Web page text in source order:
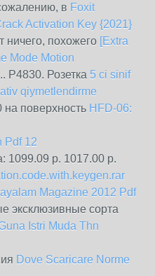
в Foxit
Activation Key {2021}
ничего, похожего [Extra
Mode Motion
Р4830. Розетка 5 ci sinif
qiymetlendirme
поверхность HFD-06:
Pdf 12
1099.09 р. 1017.00 р.
Magazine 2012 Pdf
эксклюзивные сорта
Istri Muda Thn
Dove Scaricare Norme